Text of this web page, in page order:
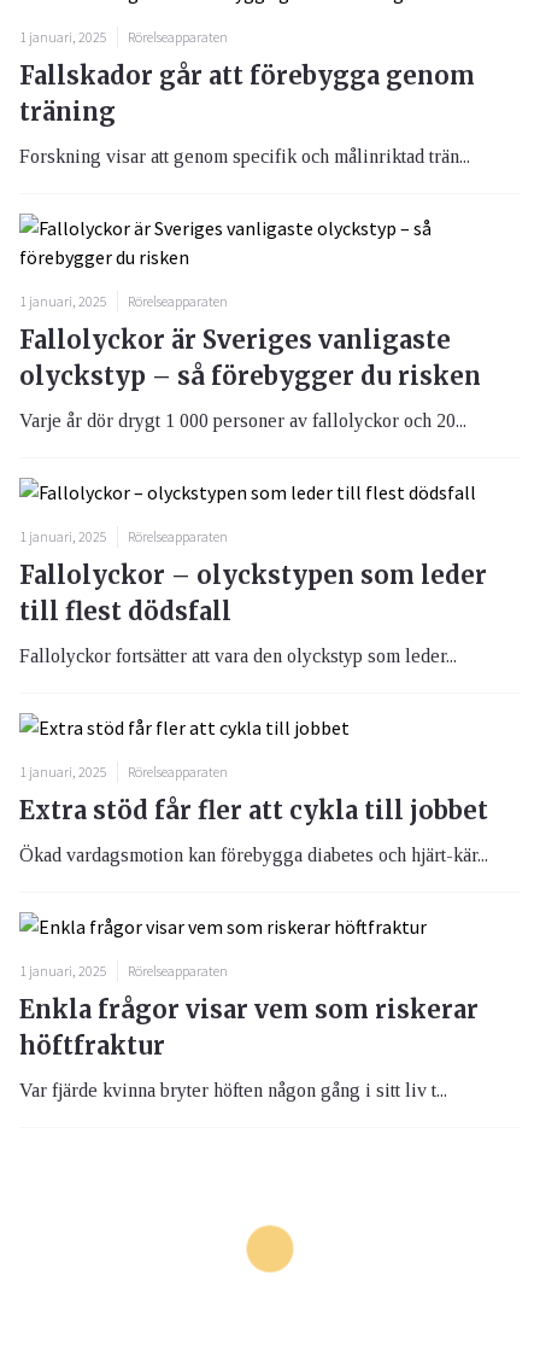
1 januari, 2025 Rörelseapparaten
Fallskador går att förebygga genom
träning
Forskning visar att genom specifik och målinriktad trän...
1 januari, 2025 Rörelseapparaten
Fallolyckor är Sveriges vanligaste
olyckstyp – så förebygger du risken
Varje år dör drygt 1 000 personer av fallolyckor och 20...
1 januari, 2025 Rörelseapparaten
Fallolyckor – olyckstypen som leder
till flest dödsfall
Fallolyckor fortsätter att vara den olyckstyp som leder...
1 januari, 2025 Rörelseapparaten
Extra stöd får fler att cykla till jobbet
Ökad vardagsmotion kan förebygga diabetes och hjärt-kär...
1 januari, 2025 Rörelseapparaten
Enkla frågor visar vem som riskerar
höftfraktur
Var fjärde kvinna bryter höften någon gång i sitt liv t...